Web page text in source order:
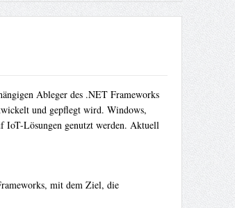
Ableger des .NET Frameworks
und gepflegt wird. Windows,
IoT-Lösungen genutzt werden. Aktuell
mit dem Ziel, die